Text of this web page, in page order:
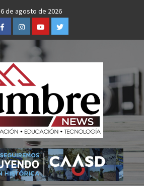
6 de agosto de 2026
FacebookInstagramYoutubeTwitter